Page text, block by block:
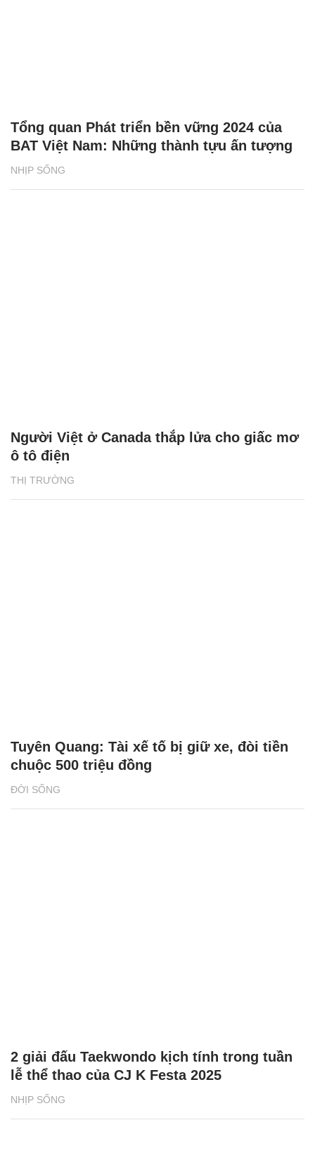
NHỊP SỐNG
Tổng quan Phát triển bền vững 2024 của
BAT Việt Nam: Những thành tựu ấn tượng
THỊ TRƯỜNG
Người Việt ở Canada thắp lửa cho giấc mơ
ô tô điện
ĐỜI SỐNG
Tuyên Quang: Tài xế tố bị giữ xe, đòi tiền
chuộc 500 triệu đồng
NHỊP SỐNG
2 giải đấu Taekwondo kịch tính trong tuần
lễ thể thao của CJ K Festa 2025